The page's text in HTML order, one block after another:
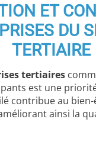
ET
DU
TERTIAIRE
tertiaires
est une
contribue au
ainsi la